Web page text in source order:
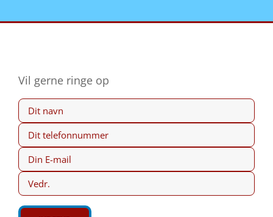
Vil gerne ringe op